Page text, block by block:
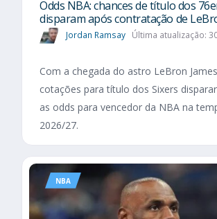
Odds NBA: chances de título dos
disparam após contratação de
Jordan Ramsay Última atualização:
Com a chegada do astro LeBron
cotações para título dos Sixers
as odds para vencedor da NBA na
2026/27.
NBA